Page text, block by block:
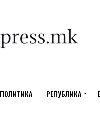
ПОЛИТИКА РЕПУБЛИКА